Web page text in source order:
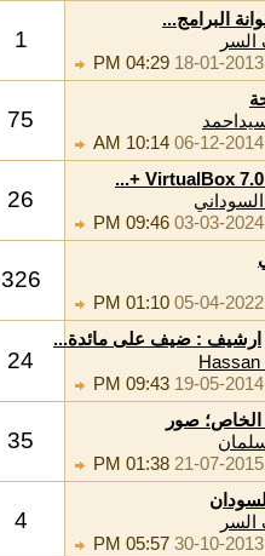
البرامج...
18-01-2013
04:29 PM
1
06-12-2014
10:14 AM
75
VirtualBox
03-03-2024
09:46 PM
26
05-04-2022
01:10 PM
326
ارشيف : ضيف على مائدة...
Hassan
19-05-2014
09:43 PM
24
الخاص؛ صور
21-07-2015
01:38 PM
35
30-10-2013
05:57 PM
4